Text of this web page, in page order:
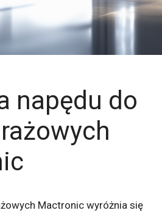
napędu do
Mactronic wyróżnia się